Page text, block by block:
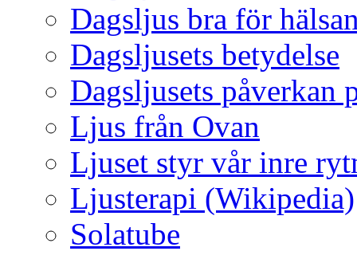
Dagsljus bra för
Dagsljusets betydelse
Dagsljusets påverkan
Ljus från Ovan
Ljuset styr vår inre
Ljusterapi (Wikipedia)
Solatube